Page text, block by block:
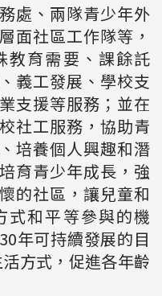
處、兩隊青少年外
面社區工作隊等，
教育需要、課餘託
義工發展、學校支
支援等服務；並在
社工服務，協助青
培養個人興趣和潛
育青少年成長，強
的社區，讓兒童和
式和平等參與的機
年可持續發展的目
方式，促進各年齡